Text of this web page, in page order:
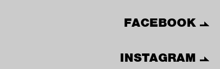
FACEBOOK
INSTAGRAM